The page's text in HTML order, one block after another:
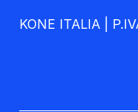
KONE ITALIA |